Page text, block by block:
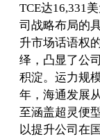
TCE达16,331
司战略布局的
升市场话语权
绎，凸显了公
积淀。运力规
年，海通发展
至涵盖超灵便
以提升公司在